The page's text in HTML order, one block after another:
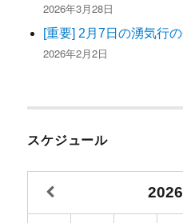
2026年3月28日
[重要] 2月7日の湧気行
2026年2月2日
スケジュール
2026